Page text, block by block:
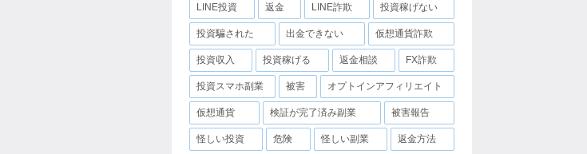
LINE投資 返金 LINE詐欺 投資稼げない
投資騙された 出金できない 仮想通貨詐欺
投資収入 投資稼げる 返金相談 FX詐欺
投資スマホ副業 被害 オプトインアフィリエイト
仮想通貨 検証が完了済み副業 被害報告
怪しい投資 危険 怪しい副業 返金方法